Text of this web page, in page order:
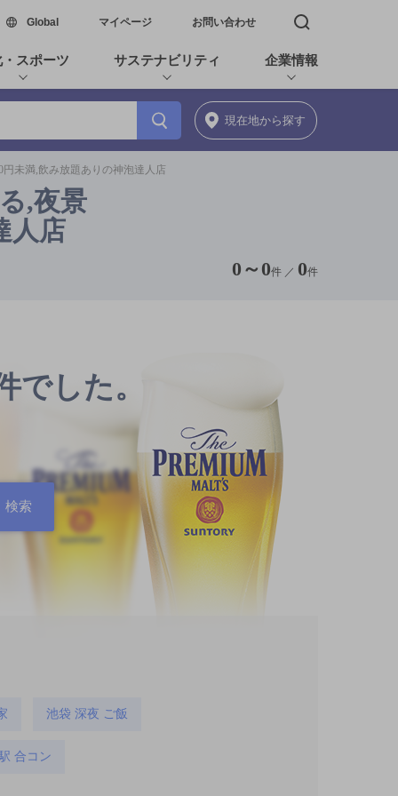
Global新しいウィンドウで開く
マイページ お問い合わせ 検索窓を開く
スポーツ サステナビリティ 企業情報
現在地から探す
未満,飲み放題ありの神泡達人店
,夜景
人店
0 ～ 0件 ／ 0件
でした。
池袋 深夜 ご飯
合コン